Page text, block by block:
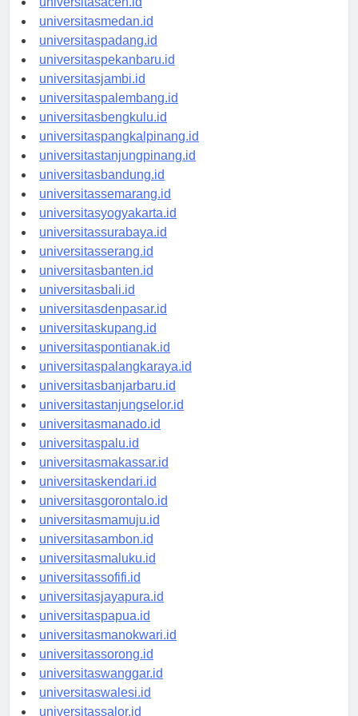
universitasaceh.id
universitasmedan.id
universitaspadang.id
universitaspekanbaru.id
universitasjambi.id
universitaspalembang.id
universitasbengkulu.id
universitaspangkalpinang.id
universitastanjungpinang.id
universitasbandung.id
universitassemarang.id
universitasyogyakarta.id
universitassurabaya.id
universitasserang.id
universitasbanten.id
universitasbali.id
universitasdenpasar.id
universitaskupang.id
universitaspontianak.id
universitaspalangkaraya.id
universitasbanjarbaru.id
universitastanjungselor.id
universitasmanado.id
universitaspalu.id
universitasmakassar.id
universitaskendari.id
universitasgorontalo.id
universitasmamuju.id
universitasambon.id
universitasmaluku.id
universitassofifi.id
universitasjayapura.id
universitaspapua.id
universitasmanokwari.id
universitassorong.id
universitaswanggar.id
universitaswalesi.id